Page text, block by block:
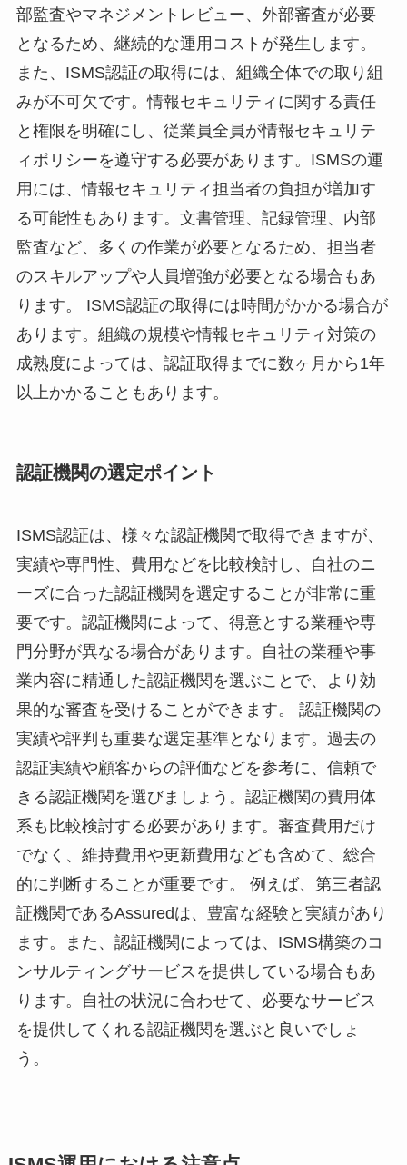
部監査やマネジメントレビュー、外部審査が必要
となるため、継続的な運用コストが発生します。
また、ISMS認証の取得には、組織全体での取り組
みが不可欠です。情報セキュリティに関する責任
と権限を明確にし、従業員全員が情報セキュリテ
ィポリシーを遵守する必要があります。ISMSの運
用には、情報セキュリティ担当者の負担が増加す
る可能性もあります。文書管理、記録管理、内部
監査など、多くの作業が必要となるため、担当者
のスキルアップや人員増強が必要となる場合もあ
ります。 ISMS認証の取得には時間がかかる場合が
あります。組織の規模や情報セキュリティ対策の
成熟度によっては、認証取得までに数ヶ月から1年
以上かかることもあります。
認証機関の選定ポイント
ISMS認証は、様々な認証機関で取得できますが、
実績や専門性、費用などを比較検討し、自社のニ
ーズに合った認証機関を選定することが非常に重
要です。認証機関によって、得意とする業種や専
門分野が異なる場合があります。自社の業種や事
業内容に精通した認証機関を選ぶことで、より効
果的な審査を受けることができます。 認証機関の
実績や評判も重要な選定基準となります。過去の
認証実績や顧客からの評価などを参考に、信頼で
きる認証機関を選びましょう。認証機関の費用体
系も比較検討する必要があります。審査費用だけ
でなく、維持費用や更新費用なども含めて、総合
的に判断することが重要です。 例えば、第三者認
証機関であるAssuredは、豊富な経験と実績があり
ます。また、認証機関によっては、ISMS構築のコ
ンサルティングサービスを提供している場合もあ
ります。自社の状況に合わせて、必要なサービス
を提供してくれる認証機関を選ぶと良いでしょ
う。